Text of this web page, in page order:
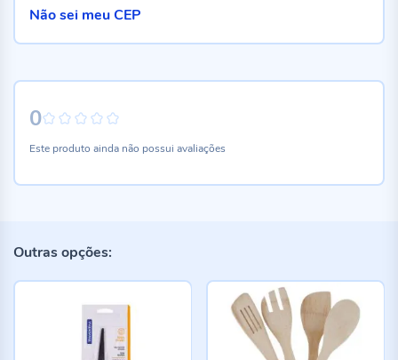
0
Este produto ainda não possui avaliações
Não sei meu CEP
Outras opções: